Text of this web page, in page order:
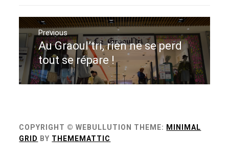
Navigation
de
l’article
Previous
Previous
post:
Au Graoul’tri, rien ne se perd
tout se répare !
COPYRIGHT © WEBULLUTION THEME: MINIMAL
GRID BY THEMEMATTIC